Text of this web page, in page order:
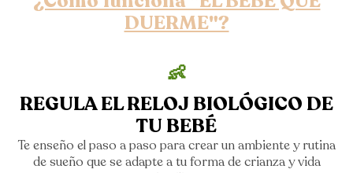
DUERME"?
👶
REGULA EL RELOJ BIOLÓGICO DE
TU BEBÉ
Te enseño el paso a paso para crear un ambiente y rutina
de sueño que se adapte a tu forma de crianza y vida